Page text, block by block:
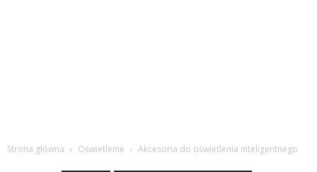
Strona główna Oświetlenie Akcesoria do oświetlenia inteligentnego